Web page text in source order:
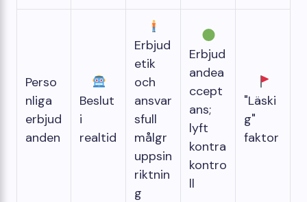
Perso
nliga
erbjud
anden
Beslut
i
realtid
Erbjud
etik
och
ansvar
sfull
målgr
uppsin
riktnin
g
Erbjud
andea
ccept
ans;
lyft
kontra
kontro
ll
"Läski
g"
faktor